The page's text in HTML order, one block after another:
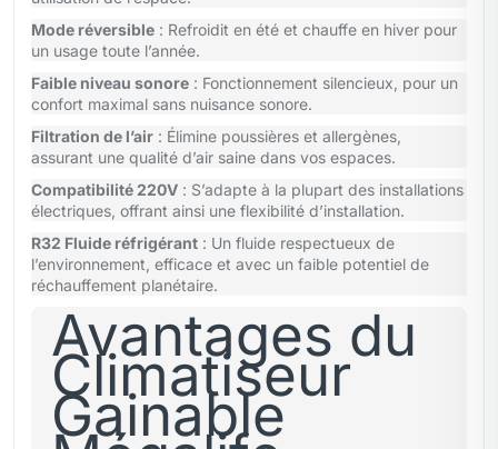
Mode réversible : Refroidit en été et chauffe en hiver pour
un usage toute l’année.
Faible niveau sonore : Fonctionnement silencieux, pour un
confort maximal sans nuisance sonore.
Filtration de l’air : Élimine poussières et allergènes,
assurant une qualité d’air saine dans vos espaces.
Compatibilité 220V : S’adapte à la plupart des installations
électriques, offrant ainsi une flexibilité d’installation.
R32 Fluide réfrigérant : Un fluide respectueux de
l’environnement, efficace et avec un faible potentiel de
réchauffement planétaire.
Avantages du
Climatiseur
Gainable